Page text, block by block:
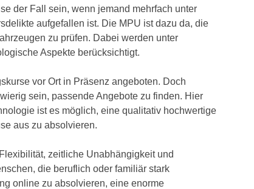
der Fall sein, wenn jemand mehrfach unter
aufgefallen ist. Die MPU ist dazu da, die
zu prüfen. Dabei werden unter
Aspekte berücksichtigt.
vor Ort in Präsenz angeboten. Doch
sein, passende Angebote zu finden. Hier
ist es möglich, eine qualitativ hochwertige
aus zu absolvieren.
zeitliche Unabhängigkeit und
die beruflich oder familiär stark
online zu absolvieren, eine enorme